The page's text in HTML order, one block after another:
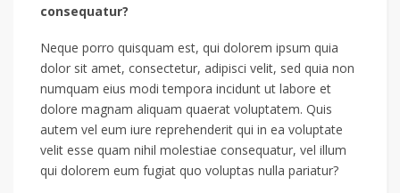
consequatur?
Neque porro quisquam est, qui dolorem ipsum quia
dolor sit amet, consectetur, adipisci velit, sed quia non
numquam eius modi tempora incidunt ut labore et
dolore magnam aliquam quaerat voluptatem. Quis
autem vel eum iure reprehenderit qui in ea voluptate
velit esse quam nihil molestiae consequatur, vel illum
qui dolorem eum fugiat quo voluptas nulla pariatur?